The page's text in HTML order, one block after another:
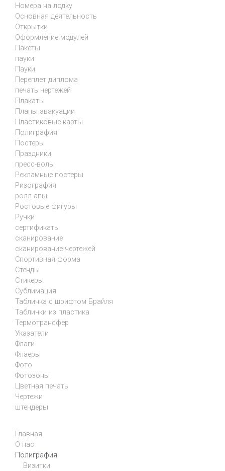
Номера на лодку
Основная деятельность
Открытки
Оформление модулей
Пакеты
пауки
Пауки
Переплет диплома
печать чертежей
Плакаты
Планы эвакуации
Пластиковые карты
Полиграфия
Постеры
Праздники
пресс-волы
Рекламные постеры
Ризография
ролл-апы
Ростовые фигуры
Ручки
сертификаты
сканирование
сканирование чертежей
Спортивная форма
Стенды
Стикеры
Сублимация
Табличка с шрифтом Брайля
Таблички из пластика
Термотрансфер
Указатели
Флаги
Флаеры
Фото
Фотозоны
Цветная печать
Чертежи
штендеры
Главная
О нас
Полиграфия
Визитки